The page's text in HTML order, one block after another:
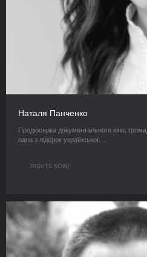
Наталя Панченко
Продюсерка документального кіно,
одна з лідерок української…
RIGHTS NOW!